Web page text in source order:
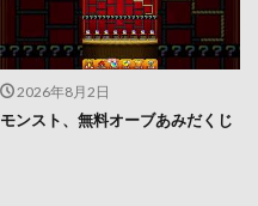
2026年8月2日
モンスト、無料オーブあみだくじ